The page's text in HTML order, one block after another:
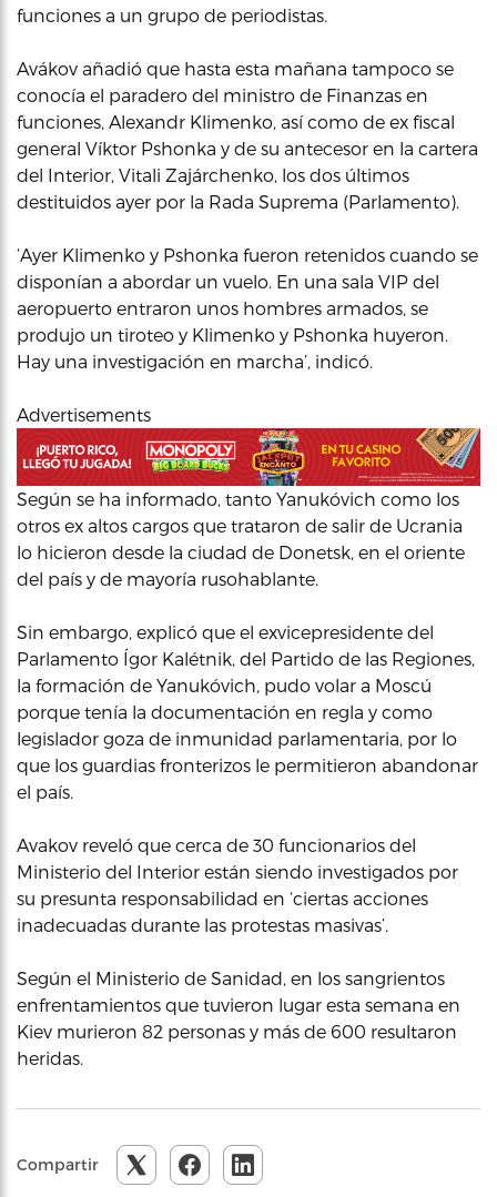
funciones a un grupo de periodistas.
Avákov añadió que hasta esta mañana tampoco se
conocía el paradero del ministro de Finanzas en
funciones, Alexandr Klimenko, así como de ex fiscal
general Víktor Pshonka y de su antecesor en la cartera
del Interior, Vitali Zajárchenko, los dos últimos
destituidos ayer por la Rada Suprema (Parlamento).
‘Ayer Klimenko y Pshonka fueron retenidos cuando se
disponían a abordar un vuelo. En una sala VIP del
aeropuerto entraron unos hombres armados, se
produjo un tiroteo y Klimenko y Pshonka huyeron.
Hay una investigación en marcha’, indicó.
Advertisements
Según se ha informado, tanto Yanukóvich como los
otros ex altos cargos que trataron de salir de Ucrania
lo hicieron desde la ciudad de Donetsk, en el oriente
del país y de mayoría rusohablante.
Sin embargo, explicó que el exvicepresidente del
Parlamento Ígor Kalétnik, del Partido de las Regiones,
la formación de Yanukóvich, pudo volar a Moscú
porque tenía la documentación en regla y como
legislador goza de inmunidad parlamentaria, por lo
que los guardias fronterizos le permitieron abandonar
el país.
Avakov reveló que cerca de 30 funcionarios del
Ministerio del Interior están siendo investigados por
su presunta responsabilidad en ‘ciertas acciones
inadecuadas durante las protestas masivas’.
Según el Ministerio de Sanidad, en los sangrientos
enfrentamientos que tuvieron lugar esta semana en
Kiev murieron 82 personas y más de 600 resultaron
heridas.
Compartir